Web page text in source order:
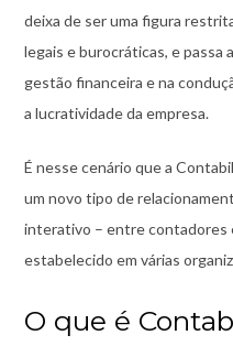
deixa de ser uma figura
legais e burocráticas, e passa
gestão financeira e na
a lucratividade da empresa.
É nesse cenário que a
um novo tipo de
interativo – entre contadores
estabelecido em várias
O que é